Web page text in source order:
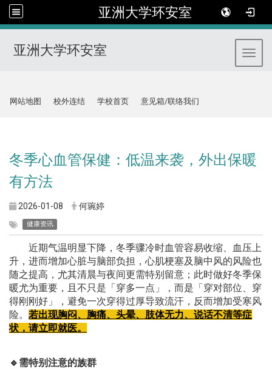
亚洲大学环安室
亚洲大学环安室
网站地图
校外连结 学校首页 意见箱/联络我们
冬季心血管保健：低温来袭，外出保暖
有方法
2026-01-08 何琬婷
健康资讯
近期气温明显下降，冬季骤冷时血管容易收缩、血压上
升，进而增加心脏与脑部负担，心肌梗塞及脑中风的风险也
随之提高，尤其清晨与夜间更需特别留意；此时做好冬季保
暖尤为重要，且不只是「穿多一点」，而是「穿对部位、穿
得刚刚好」，避免一次穿得过厚导致流汗，反而增加受寒风
险。 若出现胸闷、胸痛、头晕、肢体无力、说话不清等症
状，请立即就医。
🔹 需特别注意的族群